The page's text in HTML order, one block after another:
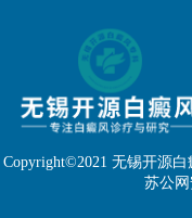
Copyright©2021 无锡开源白
苏公网